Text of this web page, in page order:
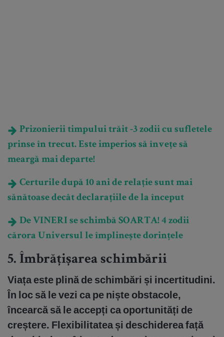
Prizonierii timpului trăit -3 zodii cu sufletele
prinse în trecut. Este imperios să învețe să
meargă mai departe!
Certurile după 10 ani de relație sunt mai
sănătoase decât declarațiile de la început
De VINERI se schimbă SOARTA! 4 zodii
cărora Universul le împlinește dorințele
5. Îmbrățișarea schimbării
Viața este plină de schimbări și incertitudini.
În loc să le vezi ca pe niște obstacole,
încearcă să le accepți ca oportunități de
creștere. Flexibilitatea și deschiderea față